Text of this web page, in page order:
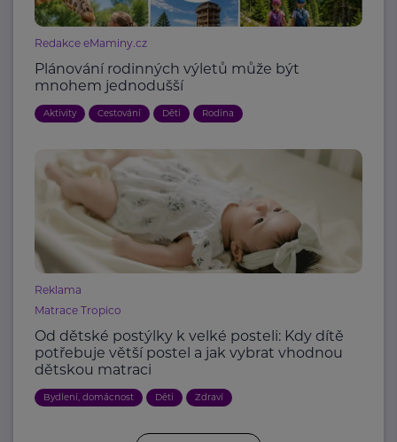
Redakce eMaminy.cz
Plánování rodinných výletů může být
mnohem jednodušší
Aktivity Cestování Děti Rodina
Reklama
Matrace Tropico
Od dětské postýlky k velké posteli: Kdy dítě
potřebuje větší postel a jak vybrat vhodnou
dětskou matraci
Bydlení, domácnost Děti Zdraví